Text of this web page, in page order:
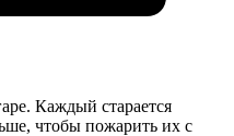
Каждый старается
чтобы пожарить их с